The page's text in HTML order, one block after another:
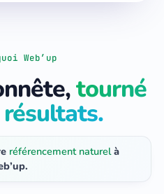
Web’up
tourné
référencement naturelà